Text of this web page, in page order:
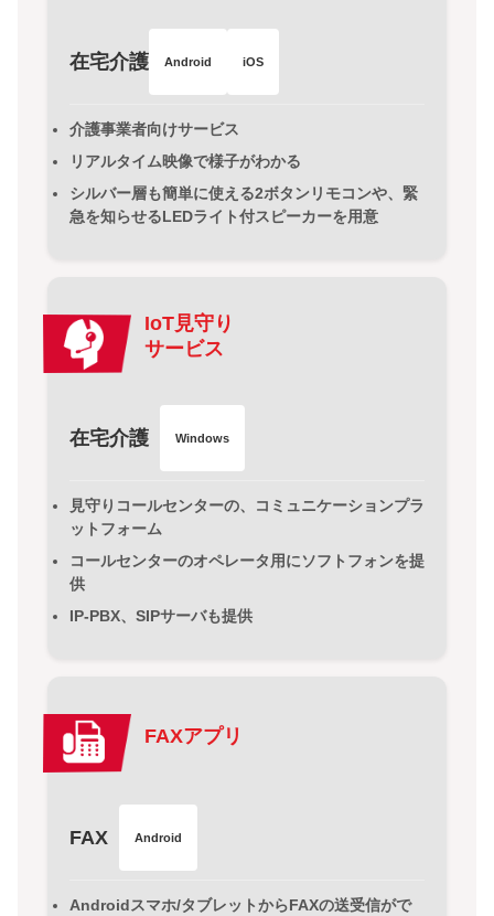
在宅介護 Android iOS
介護事業者向けサービス
リアルタイム映像で様子がわかる
シルバー層も簡単に使える2ボタンリモコンや、緊
急を知らせるLEDライト付スピーカーを用意
IoT見守り
サービス
在宅介護 Windows
見守りコールセンターの、コミュニケーションプラ
ットフォーム
コールセンターのオペレータ用にソフトフォンを提
供
IP-PBX、SIPサーバも提供
FAXアプリ
FAX Android
Androidスマホ/タブレットからFAXの送受信がで